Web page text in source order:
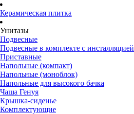
Керамическая плитка
Унитазы
Подвесные
Подвесные в комплекте с инсталляцией
Приставные
Напольные (компакт)
Напольные (моноблок)
Напольные для высокого бачка
Чаша Генуя
Крышка-сиденье
Комплектующие